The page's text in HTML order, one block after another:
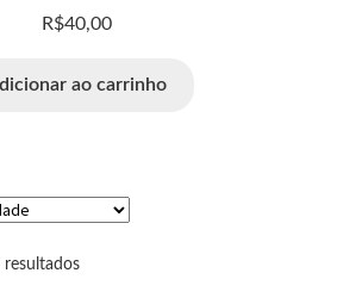
R$40,00
ao carrinho